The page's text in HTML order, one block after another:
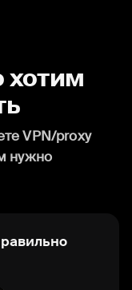
хотим
VPN/proxy
нужно